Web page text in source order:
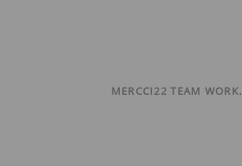
MERCCI22 TEAM WORK.